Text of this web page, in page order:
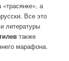
«трасянке», а
Все это
литературы
также
марафона.